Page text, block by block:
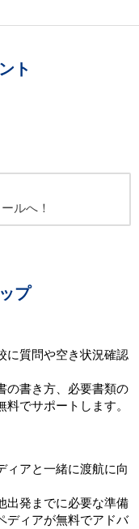
ト
ルへ！
プ
に質問や空き状況確認
の書き方、必要書類の
でサポートします。
ィアと一緒に渡航に向
出発までに必要な準備
ディアが無料でアドバ